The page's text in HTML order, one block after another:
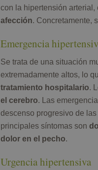
con la hipertensión arterial,
afección. Concretamente,
Emergencia
Se trata de una situación
extremadamente altos, lo
tratamiento hospitalario.
el cerebro. Las
descenso progresivo de
principales síntomas son
dolor en el pecho.
Urgencia hipertensiva